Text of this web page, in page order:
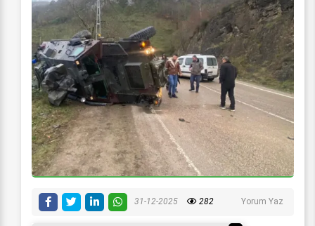
31-12-2025 282 Yorum Yaz